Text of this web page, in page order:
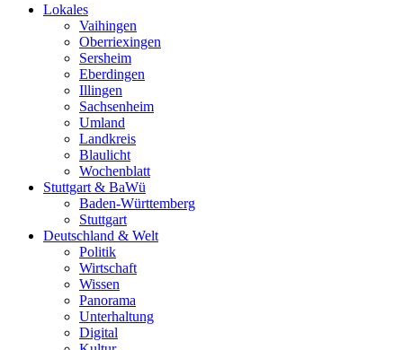
Lokales
Vaihingen
Oberriexingen
Sersheim
Eberdingen
Illingen
Sachsenheim
Umland
Landkreis
Blaulicht
Wochenblatt
Stuttgart & BaWü
Baden-Württemberg
Stuttgart
Deutschland & Welt
Politik
Wirtschaft
Wissen
Panorama
Unterhaltung
Digital